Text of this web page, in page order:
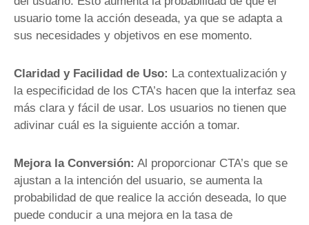
usuario tome la acción deseada, ya que se adapta a
sus necesidades y objetivos en ese momento.
Claridad y Facilidad de Uso: La contextualización y
la especificidad de los CTA’s hacen que la interfaz sea
más clara y fácil de usar. Los usuarios no tienen que
adivinar cuál es la siguiente acción a tomar.
Mejora la Conversión: Al proporcionar CTA’s que se
ajustan a la intención del usuario, se aumenta la
probabilidad de que realice la acción deseada, lo que
puede conducir a una mejora en la tasa de